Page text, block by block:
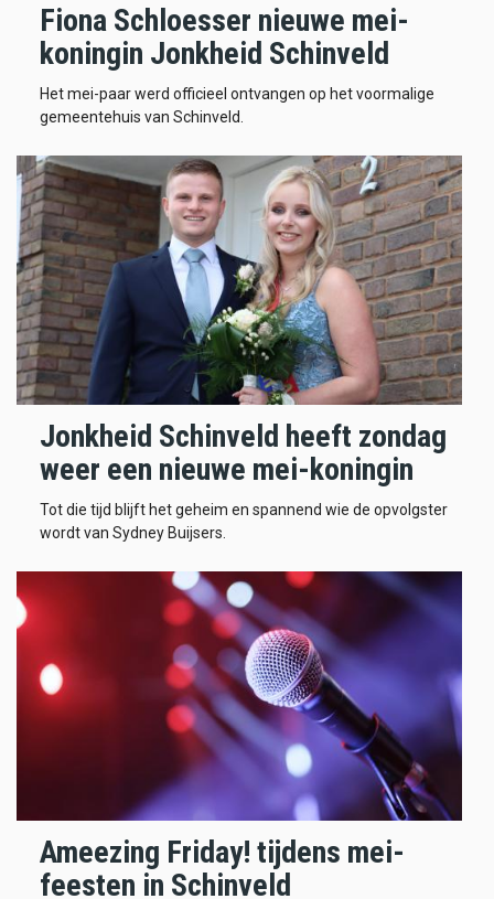
Fiona Schloesser nieuwe mei-
koningin Jonkheid Schinveld
Het mei-paar werd officieel ontvangen op het voormalige
gemeentehuis van Schinveld.
Jonkheid Schinveld heeft zondag
weer een nieuwe mei-koningin
Tot die tijd blijft het geheim en spannend wie de opvolgster
wordt van Sydney Buijsers.
Ameezing Friday! tijdens mei-
feesten in Schinveld